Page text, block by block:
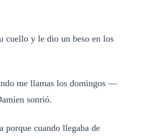
cuello y le dio un beso en los
me llamas los domingos —
sonrió.
porque cuando llegaba de